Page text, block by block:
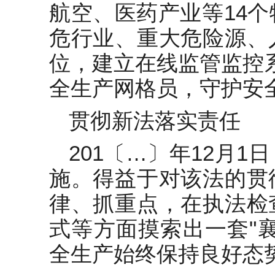
航空、医药产业等14
危行业、重大危险源
位，建立在线监管监控
全生产网格员，守护安
贯彻新法落实责任
201〔…〕年12月1
施。得益于对该法的
律、抓重点，在执法
式等方面摸索出一套"
全生产始终保持良好态